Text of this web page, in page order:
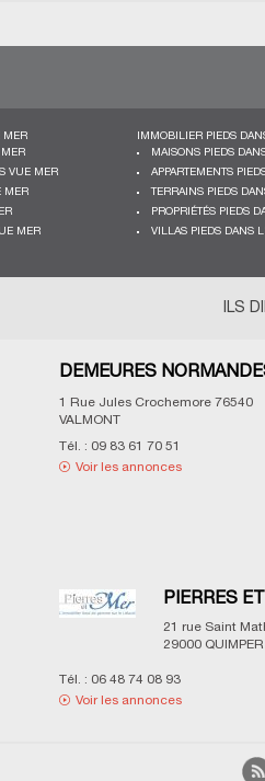
MER
MER
VUE MER
MER
MER
IMMOBILIER PIEDS
MAISONS PIEDS
APPARTEMENTS
TERRAINS PIEDS
PROPRIÉTÉS PIEDS
VILLAS PIEDS DANS
ILS
DEMEURES
1 Rue Jules Crochemore 76540
VALMONT
Tél. : 09 83 61 70 51
Voir les annonces
PIERRES
21 rue Saint
29000 QUIMPER
Tél. : 06 48 74 08 93
Voir les annonces